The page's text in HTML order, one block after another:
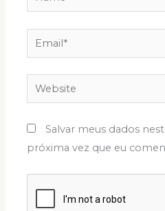
Email*
Website
Salvar meus dados
próxima vez que eu